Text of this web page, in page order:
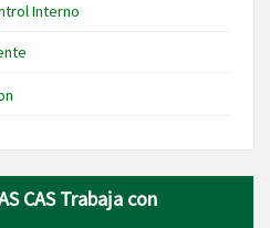
Interno
CAS Trabaja con